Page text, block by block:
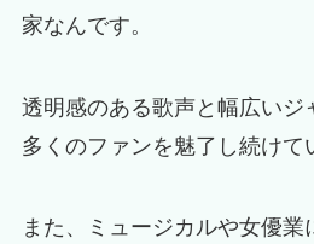
家なんです。
透明感のある歌声と幅広いジ
多くのファンを魅了し続けて
また、ミュージカルや女優